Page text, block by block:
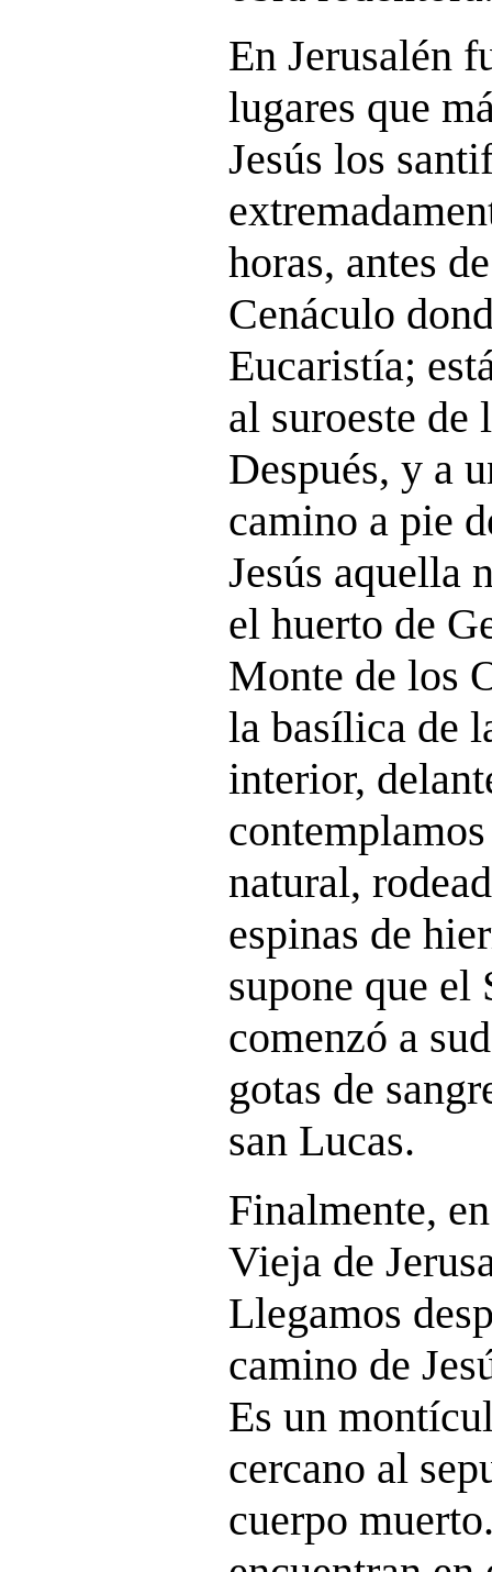
En Jerusalén
lugares que
Jesús los
horas, antes
Cenáculo
Eucaristía;
al suroeste
Después, y a
camino a pie
Jesús aquella
el huerto de
Monte de los
la basílica de
interior,
natural,
espinas de
supone que el
comenzó a
gotas de
san Lucas.
Finalmente,
Vieja de
Llegamos
camino de
Es un
cercano al
cuerpo